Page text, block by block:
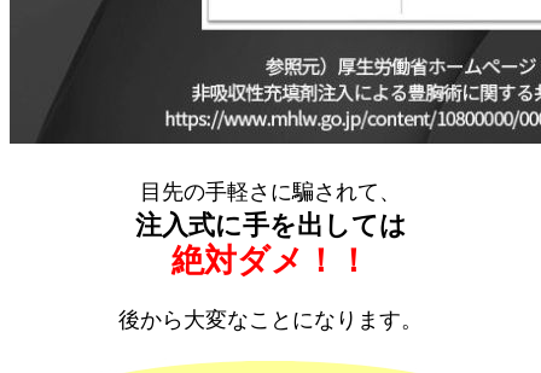
目先の手軽さに騙されて、
注入式に手を出しては
絶対ダメ！！
後から大変なことになります。